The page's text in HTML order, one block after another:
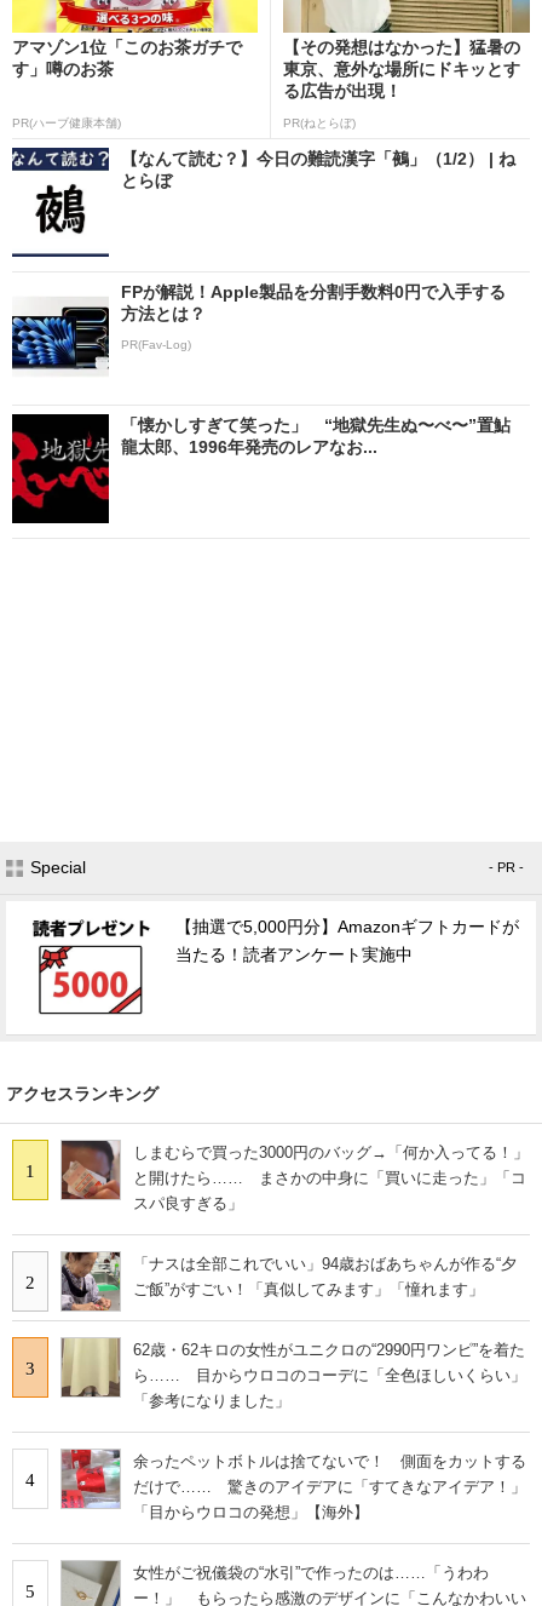
アマゾン1位「このお茶ガチで
す」噂のお茶
PR(ハーブ健康本舗)
【その発想はなかった】猛暑の
東京、意外な場所にドキッとす
る広告が出現！
PR(ねとらぼ)
【なんて読む？】今日の難読漢字「鵺」（1/2） | ね
とらぼ
FPが解説！Apple製品を分割手数料0円で入手する
方法とは？
PR(Fav-Log)
「懐かしすぎて笑った」 “地獄先生ぬ〜べ〜”置鮎
龍太郎、1996年発売のレアなお...
Special - PR -
【抽選で5,000円分】Amazonギフトカードが
当たる！読者アンケート実施中
アクセスランキング
1
しまむらで買った3000円のバッグ→「何か入ってる！」
と開けたら…… まさかの中身に「買いに走った」「コ
スパ良すぎる」
2
「ナスは全部これでいい」94歳おばあちゃんが作る“夕
ご飯”がすごい！「真似してみます」「憧れます」
3
62歳・62キロの女性がユニクロの“2990円ワンピ”を着た
ら…… 目からウロコのコーデに「全色ほしいくらい」
「参考になりました」
4
余ったペットボトルは捨てないで！ 側面をカットする
だけで…… 驚きのアイデアに「すてきなアイデア！」
「目からウロコの発想」【海外】
5
女性がご祝儀袋の“水引”で作ったのは……「うわわ
ー！」 もらったら感激のデザインに「こんなかわいい